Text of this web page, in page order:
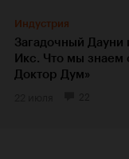
Индустрия
Загадочный
Икс. Что мы знаем
Доктор Дум»